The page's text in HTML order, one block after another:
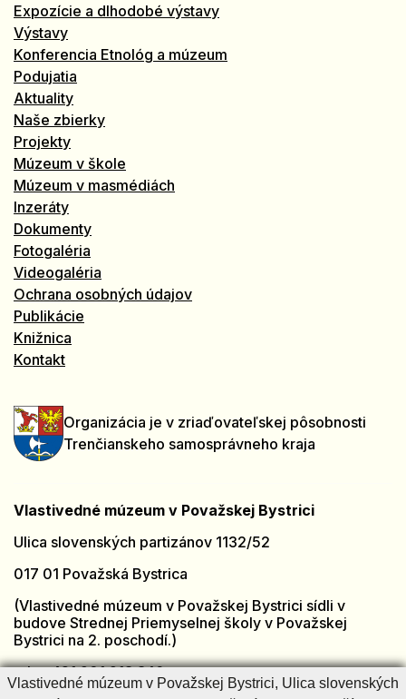
Expozície a dlhodobé výstavy
Výstavy
Konferencia Etnológ a múzeum
Podujatia
Aktuality
Naše zbierky
Projekty
Múzeum v škole
Múzeum v masmédiách
Inzeráty
Dokumenty
Fotogaléria
Videogaléria
Ochrana osobných údajov
Publikácie
Knižnica
Kontakt
Organizácia je v zriaďovateľskej pôsobnosti
Trenčianskeho samosprávneho kraja
Vlastivedné múzeum v Považskej Bystrici
Ulica slovenských partizánov 1132/52
017 01 Považská Bystrica
(Vlastivedné múzeum v Považskej Bystrici sídli v
budove Strednej Priemyselnej školy v Považskej
Bystrici na 2. poschodí.)
tel.: +421 901 918 846
e-mail:muzeumpb@muzeumpb.sk
Vlastivedné múzeum v Považskej Bystrici, Ulica slovenských